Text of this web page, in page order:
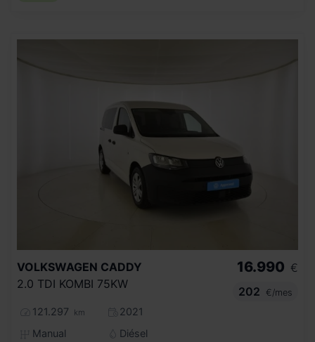
VOLKSWAGEN CADDY
2.0 TDI KOMBI 75KW
121.297 km
2021
Manual
Diésel
16.990 €
202
€/mes